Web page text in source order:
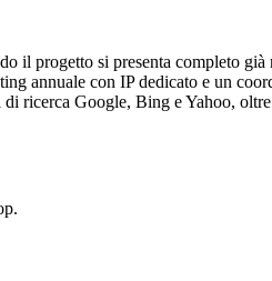
il progetto si presenta completo
annuale con IP dedicato e un
ricerca Google, Bing e Yahoo,